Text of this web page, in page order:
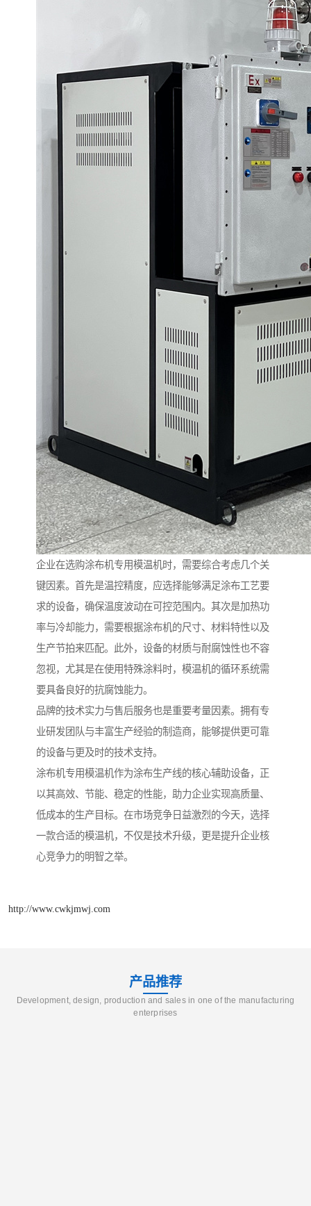
企业在选购涂布机专用模温机时，需要综合考虑几个关
键因素。首先是温控精度，应选择能够满足涂布工艺要
求的设备，确保温度波动在可控范围内。其次是加热功
率与冷却能力，需要根据涂布机的尺寸、材料特性以及
生产节拍来匹配。此外，设备的材质与耐腐蚀性也不容
忽视，尤其是在使用特殊涂料时，模温机的循环系统需
要具备良好的抗腐蚀能力。
品牌的技术实力与售后服务也是重要考量因素。拥有专
业研发团队与丰富生产经验的制造商，能够提供更可靠
的设备与更及时的技术支持。
涂布机专用模温机作为涂布生产线的核心辅助设备，正
以其高效、节能、稳定的性能，助力企业实现高质量、
低成本的生产目标。在市场竞争日益激烈的今天，选择
一款合适的模温机，不仅是技术升级，更是提升企业核
心竞争力的明智之举。
http://www.cwkjmwj.com
产品推荐
Development, design, production and sales in one of the manufacturing
enterprises